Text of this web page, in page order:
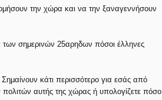
την χώρα και να την ξαναγεννήσουν
των σημερινών 25αρηδων πόσοι έλληνες
Σημαίνουν κάτι περισσότερο για εσάς από
αυτής της χώρας ή υπολογίζετε πόσο